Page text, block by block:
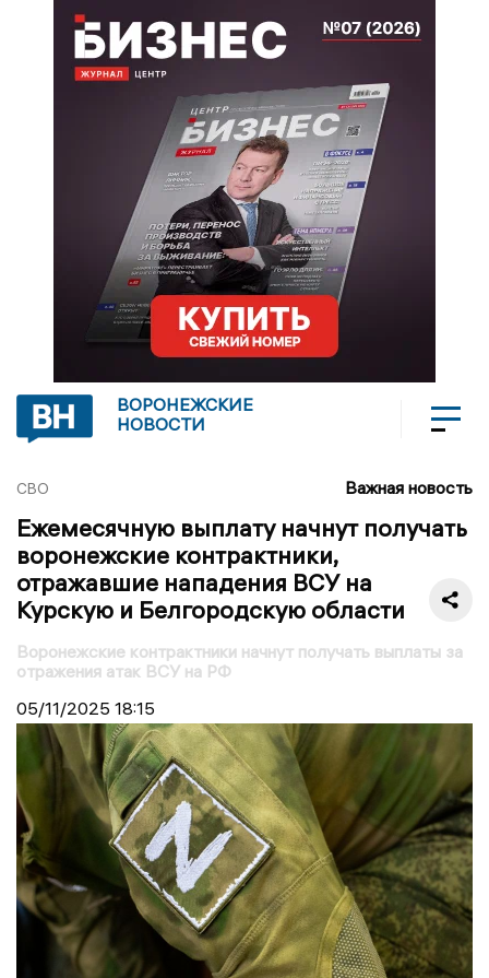
ВОРОНЕЖСКИЕ
НОВОСТИ
СВО Важная новость
Ежемесячную выплату начнут получать
воронежские контрактники,
отражавшие нападения ВСУ на
Курскую и Белгородскую области
Воронежские контрактники начнут получать выплаты за
отражения атак ВСУ на РФ
05/11/2025 18:15